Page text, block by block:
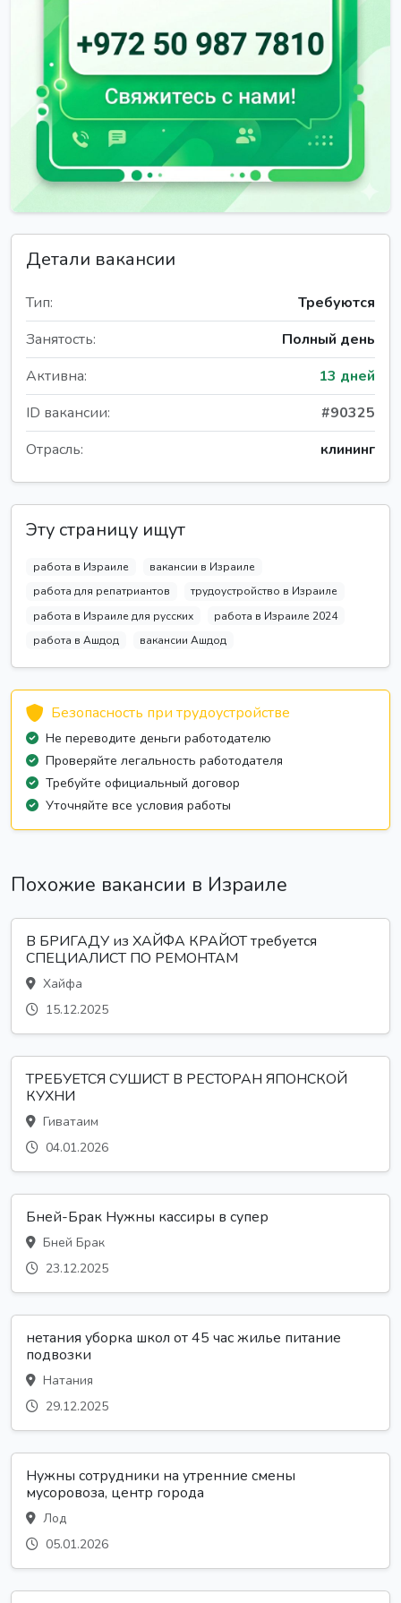
Детали вакансии
Тип:
Требуются
Занятость:
Полный день
Активна:
13 дней
ID вакансии:
#90325
Отрасль:
клининг
Эту страницу ищут
работа в Израиле
вакансии в Израиле
работа для репатриантов
трудоустройство в Израиле
работа в Израиле для русских
работа в Израиле 2024
работа в Ашдод
вакансии Ашдод
Безопасность при трудоустройстве
Не переводите деньги работодателю
Проверяйте легальность работодателя
Требуйте официальный договор
Уточняйте все условия работы
Похожие вакансии в Израиле
В БРИГАДУ из ХАЙФА КРАЙОТ требуется
СПЕЦИАЛИСТ ПО РЕМОНТАМ
Хайфа
15.12.2025
ТРЕБУЕТСЯ СУШИСТ В РЕСТОРАН ЯПОНСКОЙ
КУХНИ
Гиватаим
04.01.2026
Бней-Брак Нужны кассиры в супер
Бней Брак
23.12.2025
нетания уборка школ от 45 час жилье питание
подвозки
Натания
29.12.2025
Нужны сотрудники на утренние смены
мусоровоза, центр города
Лод
05.01.2026